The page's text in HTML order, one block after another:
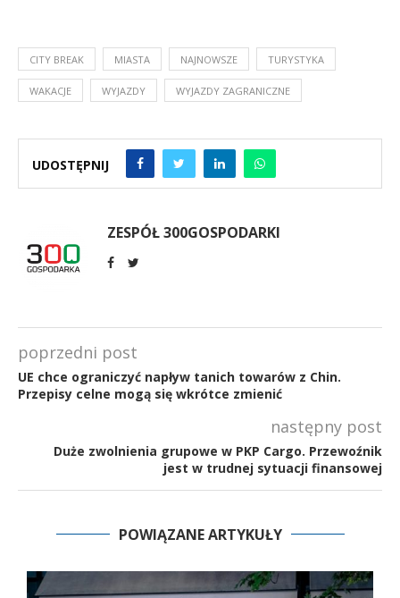
CITY BREAK MIASTA NAJNOWSZE TURYSTYKA
WAKACJE WYJAZDY WYJAZDY ZAGRANICZNE
UDOSTĘPNIJ
ZESPÓŁ 300GOSPODARKI
poprzedni post
UE chce ograniczyć napływ tanich towarów z Chin.
Przepisy celne mogą się wkrótce zmienić
następny post
Duże zwolnienia grupowe w PKP Cargo. Przewoźnik
jest w trudnej sytuacji finansowej
POWIĄZANE ARTYKUŁY